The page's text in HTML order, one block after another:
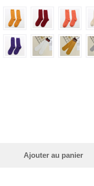
Ajouter au panier